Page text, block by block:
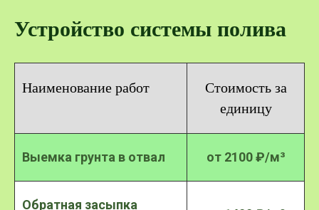
Устройство системы полива
Наименование работ
Стоимость за
единицу
Выемка грунта в отвал от 2100 ₽/м³
Обратная засыпка